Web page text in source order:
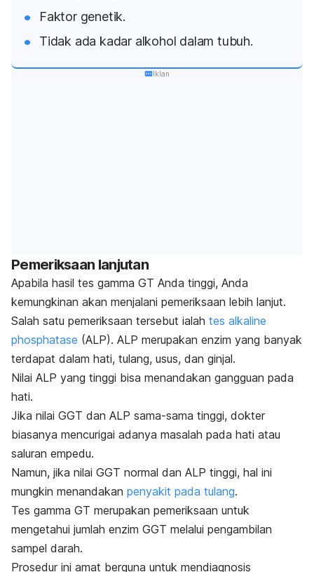
Faktor genetik.
Tidak ada kadar alkohol dalam tubuh.
Iklan
Pemeriksaan lanjutan
Apabila hasil tes gamma GT Anda tinggi, Anda
kemungkinan akan menjalani pemeriksaan lebih lanjut.
Salah satu pemeriksaan tersebut ialah tes alkaline
phosphatase (ALP). ALP merupakan enzim yang banyak
terdapat dalam hati, tulang, usus, dan ginjal.
Nilai ALP yang tinggi bisa menandakan gangguan pada
hati.
Jika nilai GGT dan ALP sama-sama tinggi, dokter
biasanya mencurigai adanya masalah pada hati atau
saluran empedu.
Namun, jika nilai GGT normal dan ALP tinggi, hal ini
mungkin menandakan penyakit pada tulang.
Tes gamma GT merupakan pemeriksaan untuk
mengetahui jumlah enzim GGT melalui pengambilan
sampel darah.
Prosedur ini amat berguna untuk mendiagnosis